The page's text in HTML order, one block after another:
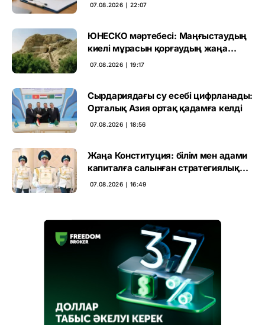
07.08.2026 ∣ 22:07
ЮНЕСКО мәртебесі: Маңғыстаудың
киелі мұрасын қорғаудың жаңа
кезеңі басталды
07.08.2026 ∣ 19:17
Сырдариядағы су есебі цифрланады:
Орталық Азия ортақ қадамға келді
07.08.2026 ∣ 18:56
Жаңа Конституция: білім мен адами
капиталға салынған стратегиялық
негіз
07.08.2026 ∣ 16:49